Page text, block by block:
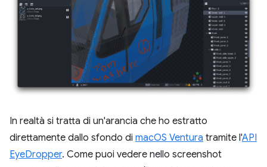
In realtà si tratta di un'arancia che ho estratto
direttamente dallo sfondo di macOS Ventura tramite l'API
EyeDropper. Come puoi vedere nello screenshot